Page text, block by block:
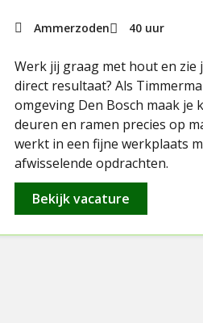
Ammerzoden 40 uur
Werk jij graag met hout en zie
direct resultaat? Als
omgeving Den Bosch maak je
deuren en ramen precies op
werkt in een fijne werkplaats
afwisselende opdrachten.
Bekijk vacature